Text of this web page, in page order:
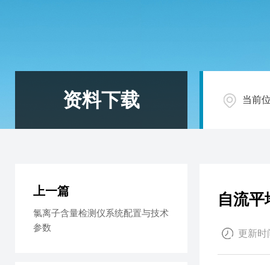
资料下载 当前
自流
更新时
上一篇
氯离子含量检测仪系统配置与技术
参数